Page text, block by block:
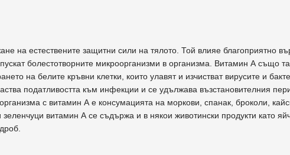
на естествените защитни сили на тялото. Той влияе благоприятно
болестотворните микроорганизми в организма. Витамин А също
на белите кръвни клетки, които улавят и изчистват вирусите и
податливостта към инфекции и се удължава възстановителния
с витамин А е консумацията на моркови, спанак, броколи,
витамин А се съдържа и в някои животински продукти като